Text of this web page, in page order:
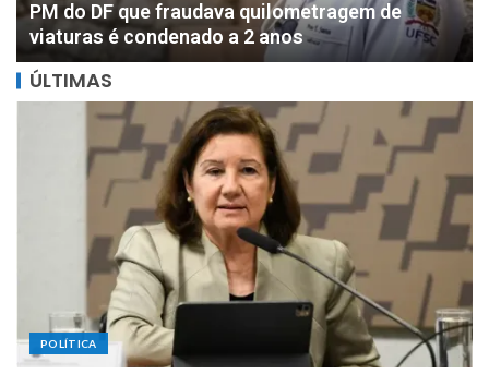
DOIS MILHÕES: PF apreende R$ 2 milhões com
motorista de parlamentar federal de Rondônia
ÚLTIMAS
POLÍTICA